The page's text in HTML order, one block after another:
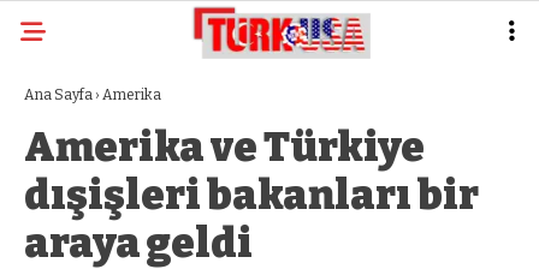
Ana Sayfa › Amerika
Amerika ve Türkiye
dışişleri bakanları bir
araya geldi